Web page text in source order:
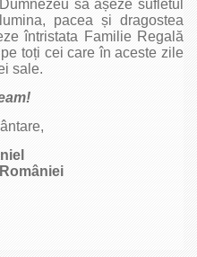
să așeze sufletul
pacea și dragostea
întristata Familie Regală
toți cei care în aceste zile
sale.